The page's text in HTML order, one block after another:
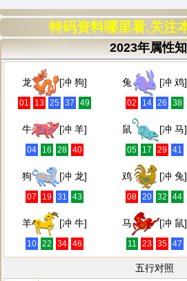
特码资料哪里看.关注
2023年属性